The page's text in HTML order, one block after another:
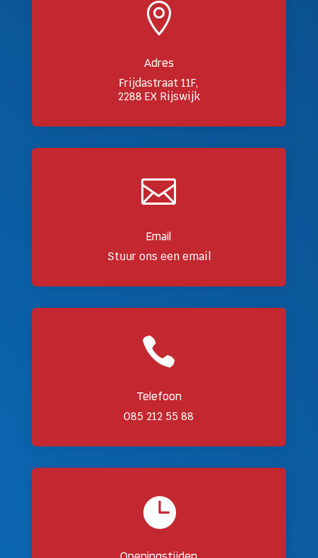

Adres
Frijdastraat 11F,
2288 EX Rijswijk

Email
Stuur ons een email

Telefoon
085 212 55 88
